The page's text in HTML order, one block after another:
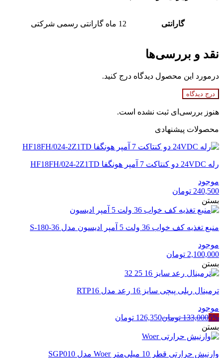
گارانتی 12 ماه گارانتی رسمی شرکتی
نقد و بررسی‌ها
درمورد این محصول دیدگاه درج کنید.
درج دیدگاه
هنوز بررسی‌ای ثبت نشده است.
محصولات پیشنهادی
رله 24VDC دو کنتاکت 7 آمپر هونگفا HF18FH/024-2Z1TD
موجود
240,500 تومان
بستن
منبع تغذیه کف خواب 36 ولت 5 آمپر ادیسون مدل S-180-36
موجود
2,100,000 تومان
بستن
ترمینال ریلی پیچی سایز 16 رعد مدل RTP16
موجود
5%
133,000 تومان126,350 تومان
بستن
وارنیش حرارتی قطر 10 میلی‌متر Woer مدل SGP010